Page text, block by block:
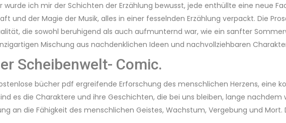
wurde ich mir der Schichten der Erzählung bewusst, jede enthüllte eine neue
und der Magie der Musik, alles in einer fesselnden Erzählung verpackt. Die
die sowohl beruhigend als auch aufmunternd war, wie ein sanfter
Mischung aus nachdenklichen Ideen und nachvollziehbaren
Scheibenwelt- Comic.
bücher pdf ergreifende Erforschung des menschlichen Herzens, eine
es die Charaktere und ihre Geschichten, die bei uns bleiben, lange nachdem
an die Fähigkeit des menschlichen Geistes, Wachstum, Vergebung und